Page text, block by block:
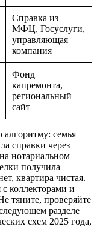
Справка из
МФЦ, Госуслуги,
управляющая
компания
Фонд
капремонта,
региональный
сайт
алгоритму: семья
справки через
нотариальном
получила
квартира чистая.
коллекторами и
тяните, проверяйте
разделе
схем 2025 года,